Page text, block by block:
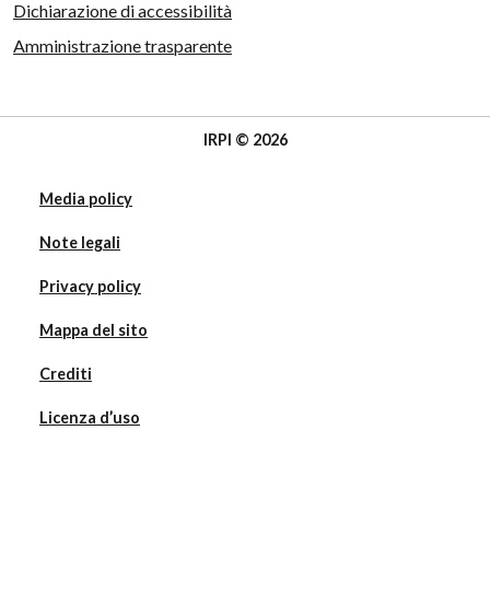
Dichiarazione di accessibilità
Amministrazione trasparente
IRPI © 2026
Media policy
Note legali
Privacy policy
Mappa del sito
Crediti
Licenza d’uso